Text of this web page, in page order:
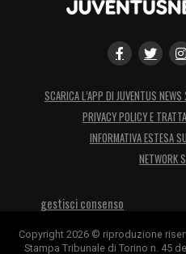
SCARICA L’APP DI JUVENTUS
PRIVACY POLICY E
INFORMATIVA ESTESA
NETWORK
gestisci consenso
Copyright 2026 © riproduzione
Stampa Tribunale di Torino n. 45